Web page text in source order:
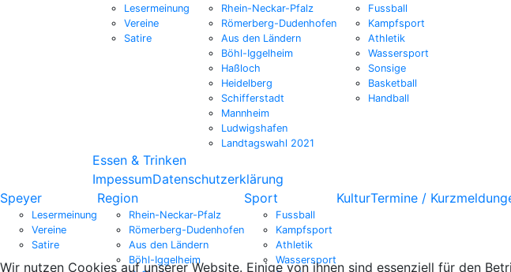
Lesermeinung
Vereine
Satire
Rhein-Neckar-Pfalz
Römerberg-Dudenhofen
Aus den Ländern
Böhl-Iggelheim
Haßloch
Heidelberg
Schifferstadt
Mannheim
Ludwigshafen
Landtagswahl 2021
Fussball
Kampfsport
Athletik
Wassersport
Sonsige
Basketball
Handball
Essen & Trinken
ImpessumDatenschutzerklärung
Speyer
Lesermeinung
Vereine
Satire
Region
Rhein-Neckar-Pfalz
Römerberg-Dudenhofen
Aus den Ländern
Böhl-Iggelheim
Sport
Fussball
Kampfsport
Athletik
Wassersport
KulturTermine /
Wir nutzen Cookies auf unserer Website. Einige von ihnen sind essenziell für den